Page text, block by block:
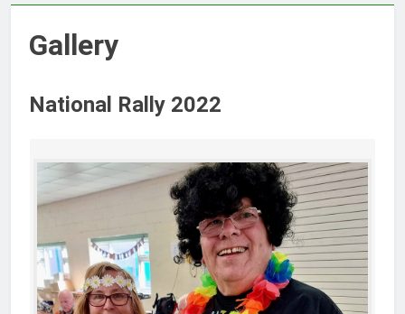
Gallery
National Rally 2022